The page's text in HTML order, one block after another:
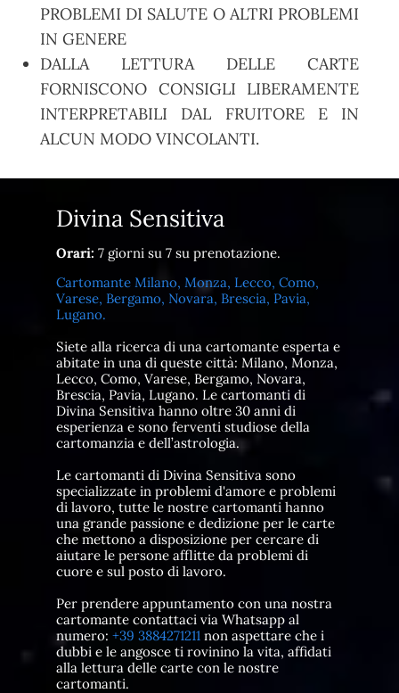
PROBLEMI DI SALUTE O ALTRI PROBLEMI
IN GENERE
DALLA LETTURA DELLE CARTE
FORNISCONO CONSIGLI LIBERAMENTE
INTERPRETABILI DAL FRUITORE E IN
ALCUN MODO VINCOLANTI.
Divina Sensitiva
Orari: 7 giorni su 7 su prenotazione.
Cartomante Milano, Monza, Lecco, Como,
Varese, Bergamo, Novara, Brescia, Pavia,
Lugano.
Siete alla ricerca di una cartomante esperta e
abitate in una di queste città: Milano, Monza,
Lecco, Como, Varese, Bergamo, Novara,
Brescia, Pavia, Lugano. Le cartomanti di
Divina Sensitiva hanno oltre 30 anni di
esperienza e sono ferventi studiose della
cartomanzia e dell’astrologia.
Le cartomanti di Divina Sensitiva sono
specializzate in problemi d'amore e problemi
di lavoro, tutte le nostre cartomanti hanno
una grande passione e dedizione per le carte
che mettono a disposizione per cercare di
aiutare le persone afflitte da problemi di
cuore e sul posto di lavoro.
Per prendere appuntamento con una nostra
cartomante contattaci via Whatsapp al
numero: +39 3884271211 non aspettare che i
dubbi e le angosce ti rovinino la vita, affidati
alla lettura delle carte con le nostre
cartomanti.